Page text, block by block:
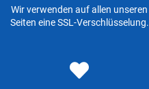
Wir verwenden auf allen unseren
Seiten eine SSL-Verschlüsselung.